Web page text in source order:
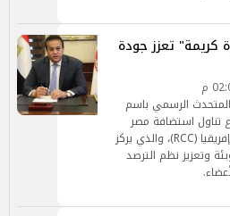
كريمة" تعزز جودة
الرسمي باسم
تناول استضافة مصر
لمركز التنسيق الإقليمي لشمال إفريقيا (RCC)، والذي يركز
وتعزيز نظم الترصد